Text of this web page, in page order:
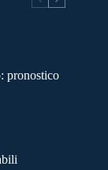
pronostico